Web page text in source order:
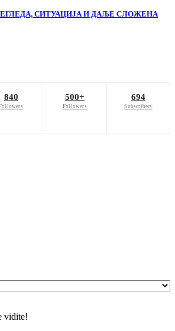
СИТУАЦИЈА И ДАЉЕ СЛОЖЕНА
840 500+
Followers
694
Subscribers
vidite!